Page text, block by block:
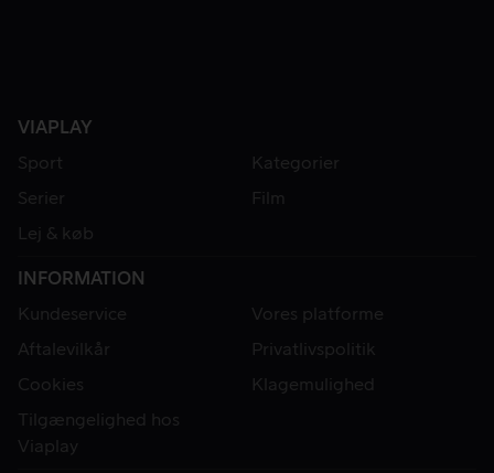
VIAPLAY
Sport
Kategorier
Serier
Film
Lej & køb
INFORMATION
Kundeservice
Vores platforme
Aftalevilkår
Privatlivspolitik
Cookies
Klagemulighed
Tilgængelighed hos
Viaplay